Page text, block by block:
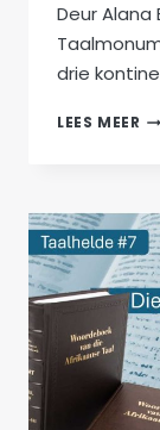
Deur Alana
drie
LEES MEER
–
’N